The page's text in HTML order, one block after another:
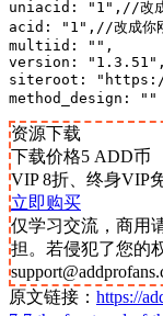
uniacid: "1",//改成
acid: "1",//改成你刚
multiid: "",
version: "1.3.51",
siteroot: "https://
method_design: ""
资源下载
下载价格5 ADD币
VIP 8折、终身VIP
立即购买
仅学习交流，商用
担。若侵犯了您的
原文链接： https://